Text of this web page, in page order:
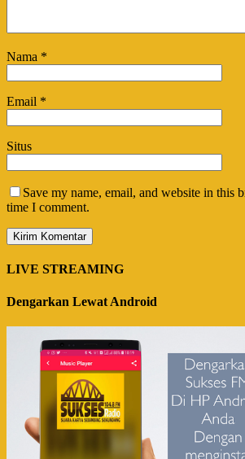
Nama *
Email *
Situs
Save my name, email, and website in this
time I comment.
LIVE STREAMING
Dengarkan Lewat Android